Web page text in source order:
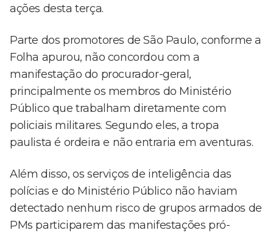
ações desta terça.
Parte dos promotores de São Paulo, conforme a
Folha apurou, não concordou com a
manifestação do procurador-geral,
principalmente os membros do Ministério
Público que trabalham diretamente com
policiais militares. Segundo eles, a tropa
paulista é ordeira e não entraria em aventuras.
Além disso, os serviços de inteligência das
polícias e do Ministério Público não haviam
detectado nenhum risco de grupos armados de
PMs participarem das manifestações pró-